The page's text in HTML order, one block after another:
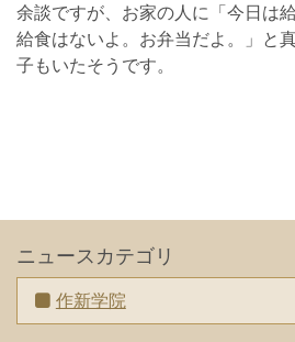
余談ですが、お家の人に「今日は
給食はないよ。お弁当だよ。」と
子もいたそうです。
ニュースカテゴリ
作新学院